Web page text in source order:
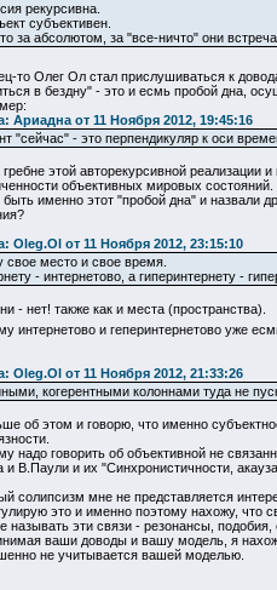
рекурсивна.
субъективен.
то за абсолютом, за "все-ничто" они
то Олег Ол стал прислушиваться к
в бездну" - это и есмь пробой дна,
Ариадна от 11 Ноября 2012, 19:45:16
"сейчас" - это перпендикуляр к оси
гребне этой авторекурсивной реализации
объективных мировых состояний.
именно этот "пробой дна" и назвали
Oleg.Ol от 11 Ноября 2012, 23:15:10
свое место и свое время.
- интернетово, а гиперинтернету -
- нет! также как и места (пространства).
интернетово и геперинтернетово уже
Oleg.Ol от 11 Ноября 2012, 21:33:26
когерентными колоннами туда не
об этом и говорю, что именно
надо говорить об объективной не
и В.Паули и их "Синхронистичности,
солипсизм мне не представляется
это и именно поэтому нахожу, что
называть эти связи - резонансы,
ваши доводы и вашу модель, я
не учитывается вашей моделью.